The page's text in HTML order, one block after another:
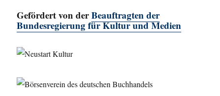
Gefördert von derBeauftragten der
Bundesregierung für Kultur und Medien